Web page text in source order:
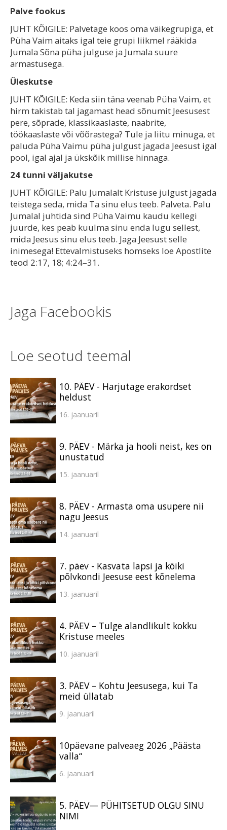
Palve fookus
JUHT KÕIGILE: Palvetage koos oma väikegrupiga, et
Püha Vaim aitaks igal teie grupi liikmel rääkida
Jumala Sõna püha julguse ja Jumala suure
armastusega.
Üleskutse
JUHT KÕIGILE: Keda siin täna veenab Püha Vaim, et
hirm takistab tal jagamast head sõnumit Jeesusest
pere, sõprade, klassikaaslaste, naabrite,
töökaaslaste või võõrastega? Tule ja liitu minuga, et
paluda Püha Vaimu püha julgust jagada Jeesust igal
pool, igal ajal ja ükskõik millise hinnaga.
24 tunni väljakutse
JUHT KÕIGILE: Palu Jumalalt Kristuse julgust jagada
teistega seda, mida Ta sinu elus teeb. Palveta. Palu
Jumalal juhtida sind Püha Vaimu kaudu kellegi
juurde, kes peab kuulma sinu enda lugu sellest,
mida Jeesus sinu elus teeb. Jaga Jeesust selle
inimesega! Ettevalmistuseks homseks loe Apostlite
teod 2:17, 18; 4:24–31.
Jaga Facebookis
Loe seotud teemal
10. PÄEV - Harjutage erakordset
heldust
16. jaanuaril
9. PÄEV - Märka ja hooli neist, kes on
unustatud
15. jaanuaril
8. PÄEV - Armasta oma usupere nii
nagu Jeesus
14. jaanuaril
7. päev - Kasvata lapsi ja kõiki
põlvkondi Jeesuse eest kõnelema
13. jaanuaril
4. PÄEV – Tulge alandlikult kokku
Kristuse meeles
10. jaanuaril
3. PÄEV – Kohtu Jeesusega, kui Ta
meid üllatab
9. jaanuaril
10päevane palveaeg 2026 „Päästa
valla“
6. jaanuaril
5. PÄEV— PÜHITSETUD OLGU SINU
NIMI